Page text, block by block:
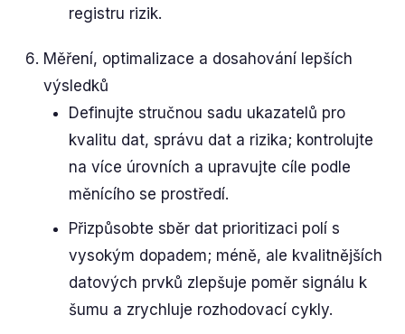
registru rizik.
Měření, optimalizace a dosahování lepších
výsledků
Definujte stručnou sadu ukazatelů pro
kvalitu dat, správu dat a rizika; kontrolujte
na více úrovních a upravujte cíle podle
měnícího se prostředí.
Přizpůsobte sběr dat prioritizaci polí s
vysokým dopadem; méně, ale kvalitnějších
datových prvků zlepšuje poměr signálu k
šumu a zrychluje rozhodovací cykly.